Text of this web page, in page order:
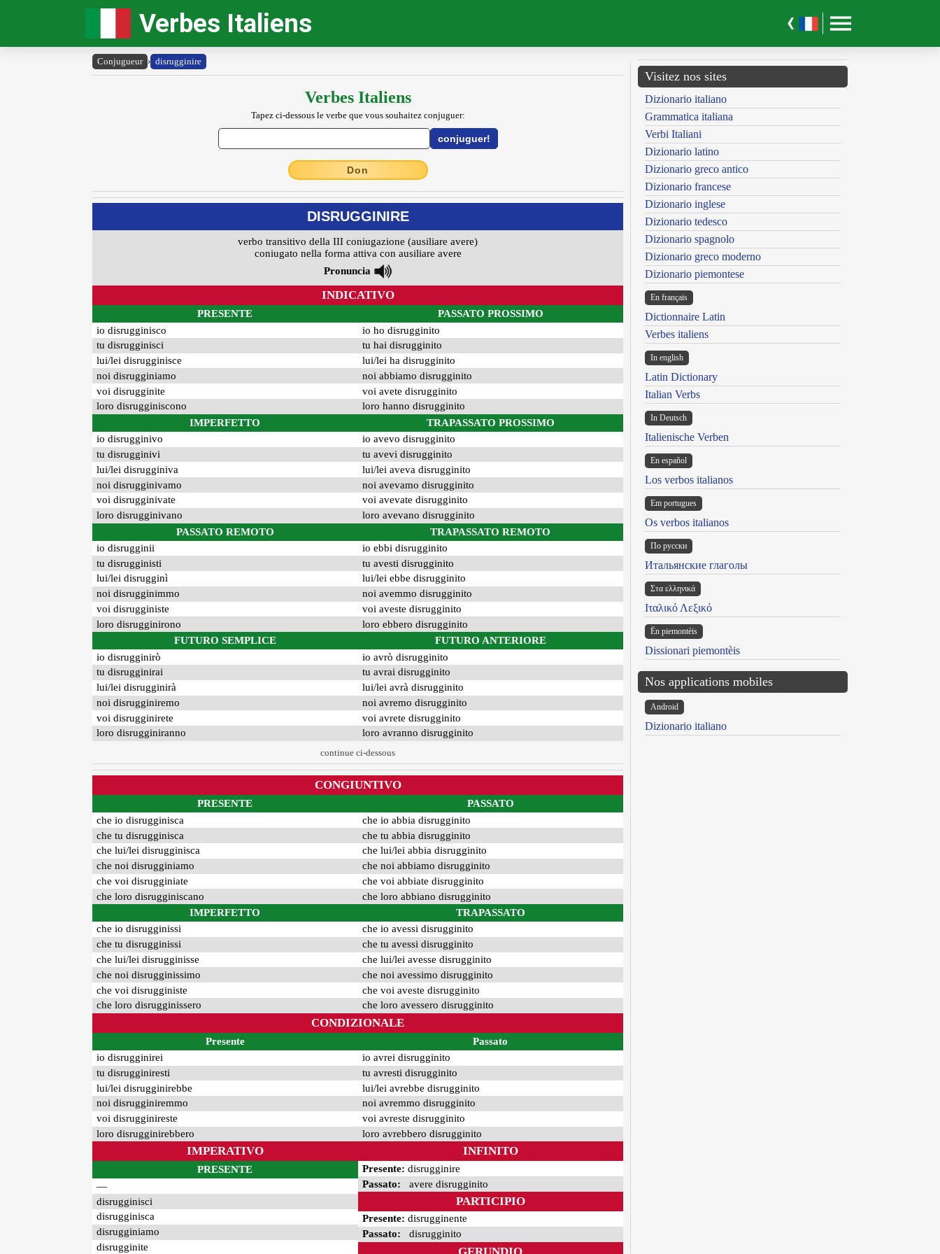
Verbes Italiens
Conjugueur › disrugginire
Verbes Italiens
Tapez ci-dessous le verbe que vous souhaitez conjuguer:
Don
DISRUGGINIRE
verbo transitivo della III coniugazione (ausiliare avere)
coniugato nella forma attiva con ausiliare avere
Pronuncia
INDICATIVO
PRESENTE
io disrugginisco
tu disrugginisci
lui/lei disrugginisce
noi disrugginiamo
voi disrugginite
loro disrugginiscono
IMPERFETTO
io disrugginivo
tu disrugginivi
lui/lei disrugginiva
noi disrugginivamo
voi disrugginivate
loro disrugginivano
PASSATO REMOTO
io disrugginii
tu disrugginisti
lui/lei disrugginì
noi disrugginimmo
voi disrugginiste
loro disrugginirono
FUTURO SEMPLICE
io disrugginirò
tu disrugginirai
lui/lei disrugginirà
noi disrugginiremo
voi disrugginirete
loro disrugginiranno
PASSATO PROSSIMO
io ho disrugginito
tu hai disrugginito
lui/lei ha disrugginito
noi abbiamo disrugginito
voi avete disrugginito
loro hanno disrugginito
TRAPASSATO PROSSIMO
io avevo disrugginito
tu avevi disrugginito
lui/lei aveva disrugginito
noi avevamo disrugginito
voi avevate disrugginito
loro avevano disrugginito
TRAPASSATO REMOTO
io ebbi disrugginito
tu avesti disrugginito
lui/lei ebbe disrugginito
noi avemmo disrugginito
voi aveste disrugginito
loro ebbero disrugginito
FUTURO ANTERIORE
io avrò disrugginito
tu avrai disrugginito
lui/lei avrà disrugginito
noi avremo disrugginito
voi avrete disrugginito
loro avranno disrugginito
continue ci-dessous
CONGIUNTIVO
PRESENTE
che io disrugginisca
che tu disrugginisca
che lui/lei disrugginisca
che noi disrugginiamo
che voi disrugginiate
che loro disrugginiscano
IMPERFETTO
che io disrugginissi
che tu disrugginissi
che lui/lei disrugginisse
che noi disrugginissimo
che voi disrugginiste
che loro disrugginissero
PASSATO
che io abbia disrugginito
che tu abbia disrugginito
che lui/lei abbia disrugginito
che noi abbiamo disrugginito
che voi abbiate disrugginito
che loro abbiano disrugginito
TRAPASSATO
che io avessi disrugginito
che tu avessi disrugginito
che lui/lei avesse disrugginito
che noi avessimo disrugginito
che voi aveste disrugginito
che loro avessero disrugginito
CONDIZIONALE
Presente
io disrugginirei
tu disrugginiresti
lui/lei disrugginirebbe
noi disrugginiremmo
voi disrugginireste
loro disrugginirebbero
Passato
io avrei disrugginito
tu avresti disrugginito
lui/lei avrebbe disrugginito
noi avremmo disrugginito
voi avreste disrugginito
loro avrebbero disrugginito
IMPERATIVO
PRESENTE
—
disrugginisci
disrugginisca
disrugginiamo
disrugginite
INFINITO
Presente: disrugginire
Passato: avere disrugginito
PARTICIPIO
Presente: disrugginente
Passato: disrugginito
GERUNDIO
Visitez nos sites
Dizionario italiano
Grammatica italiana
Verbi Italiani
Dizionario latino
Dizionario greco antico
Dizionario francese
Dizionario inglese
Dizionario tedesco
Dizionario spagnolo
Dizionario greco moderno
Dizionario piemontese
En français
Dictionnaire Latin
Verbes italiens
In english
Latin Dictionary
Italian Verbs
In Deutsch
Italienische Verben
En español
Los verbos italianos
Em portugues
Os verbos italianos
По русски
Итальянские глаголы
Στα ελληνικά
Ιταλικό Λεξικό
Ën piemontèis
Dissionari piemontèis
Nos applications mobiles
Android
Dizionario italiano